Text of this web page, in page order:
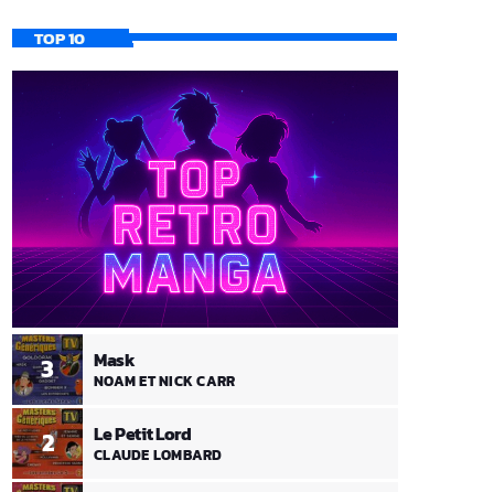
TOP 10
2 Le Petit Lord
CLAUDE LOMBARD
3 Mask
NOAM ET NICK CARR